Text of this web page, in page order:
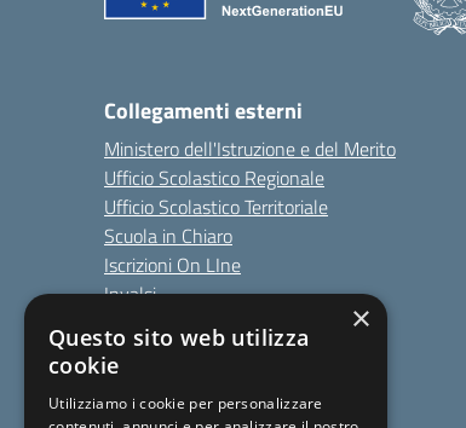
Collegamenti esterni
Ministero dell'Istruzione e del Merito
Ufficio Scolastico Regionale
Ufficio Scolastico Territoriale
Scuola in Chiaro
Iscrizioni On LIne
Invalsi
Comune
×
Questo sito web utilizza
cookie
Utilizziamo i cookie per personalizzare